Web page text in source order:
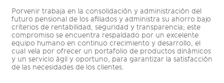
Porvenir trabaja en la consolidación y administración del
futuro pensional de los afiliados y administra su ahorro bajo
criterios de rentabilidad, seguridad y transparencia; este
compromiso se encuentra respaldado por un excelente
equipo humano en continuo crecimiento y desarrollo, el
cual vela por ofrecer un portafolio de productos dinámicos
y un servicio ágil y oportuno, para garantizar la satisfacción
de las necesidades de los clientes.